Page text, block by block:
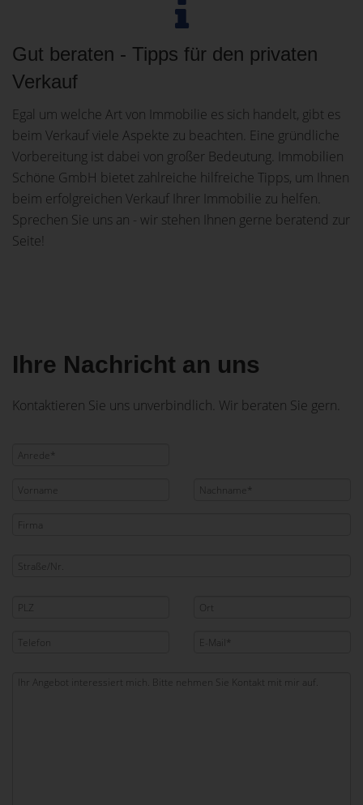
Gut beraten - Tipps für den privaten
Verkauf
Egal um welche Art von Immobilie es sich handelt, gibt es
beim Verkauf viele Aspekte zu beachten. Eine gründliche
Vorbereitung ist dabei von großer Bedeutung. Immobilien
Schöne GmbH bietet zahlreiche hilfreiche Tipps, um Ihnen
beim erfolgreichen Verkauf Ihrer Immobilie zu helfen.
Sprechen Sie uns an - wir stehen Ihnen gerne beratend zur
Seite!
Ihre Nachricht an uns
Kontaktieren Sie uns unverbindlich. Wir beraten Sie gern.